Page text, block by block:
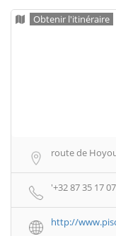
Obtenir l'itinéraire
route de
'+32 87 35 17 07
http://